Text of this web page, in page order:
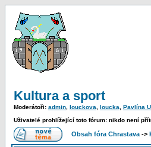
Kultura a sport
Moderátoři: admin louckova loucka Pavlína
Uživatelé prohlížející toto fórum: nikdo není
Obsah fóra Chrastava ->